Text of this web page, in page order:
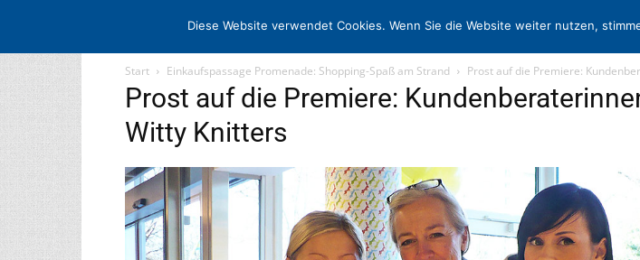
STARTSEITE ARCHIV MEDIADATEN KONTAKT
Start Einkaufspassage Promenade: Shopping-Spaß am Strand Prost auf die Premiere:
Prost auf die Premiere:
Witty Knitters
Diese Website verwendet Cookies. Wenn Sie die Website weiter nutzen,